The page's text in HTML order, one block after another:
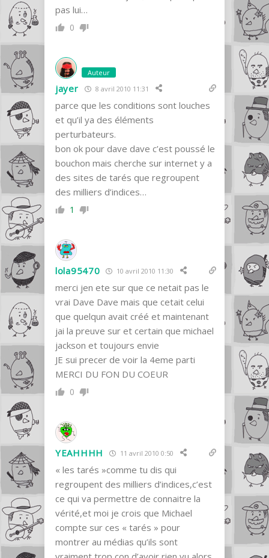
pas lui…
0
Auteur
jayer 8 avril 2010 11:31
parce que les conditions sont louches
et qu’il ya des éléments
perturbateurs.
bon ok pour dave dave c’est poussé le
bouchon mais cherche sur internet y a
des sites de tarés que regroupent
des milliers d’indices…
1
lola95470 10 avril 2010 11:30
merci jen ete sur que ce netait pas le
vrai Dave Dave mais que cetait celui
que quelqun avait créé et maintenant
jai la preuve sur et certain que michael
jackson et toujours envie
JE sui precer de voir la 4eme parti
MERCI DU FON DU COEUR
0
YEAHHHH 11 avril 2010 0:50
« les tarés »comme tu dis qui
regroupent des milliers d’indices,c’est
ce qui va permettre de connaitre la
vérité,et moi je crois que Michael
compte sur ces « tarés » pour
montrer au médias qu’ils sont